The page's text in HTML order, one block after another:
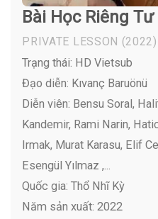
Bài Học Riêng Tư
PRIVATE LESSON (2022)
Trạng thái: HD Vietsub
Đạo diễn: Kıvanç Baruönü
Diễn viên: Bensu Soral,
Kandemir, Rami Narin,
Irmak, Murat Karasu, Elif
Esengül Yılmaz ,...
Quốc gia: Thổ Nhĩ Kỳ
Năm sản xuất: 2022